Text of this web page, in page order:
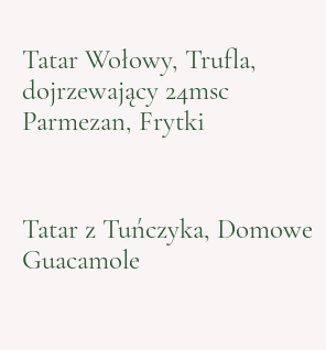
Tatar Wołowy, Trufla,
dojrzewający 24msc
Parmezan, Frytki
Tatar z Tuńczyka, Domowe
Guacamole